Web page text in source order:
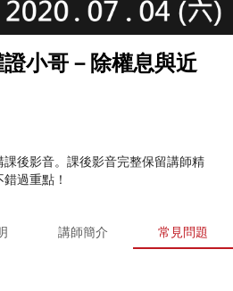
證小哥－除權息與近
後影音。課後影音完整保留講師精
過重點！
講師簡介 常見問題